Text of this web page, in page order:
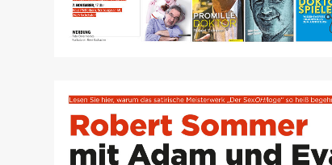
Österreich